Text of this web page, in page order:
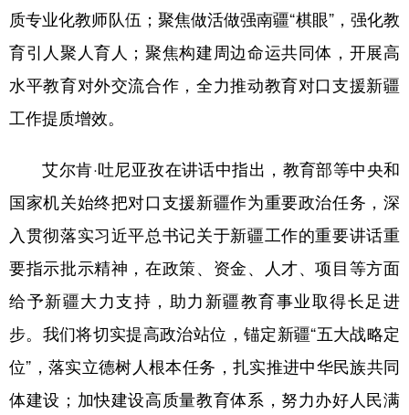
Deutsch Português
质专业化教师队伍；聚焦做活做强南疆“棋眼”，强化教
育引人聚人育人；聚焦构建周边命运共同体，开展高
水平教育对外交流合作，全力推动教育对口支援新疆
工作提质增效。
艾尔肯·吐尼亚孜在讲话中指出，教育部等中央和
国家机关始终把对口支援新疆作为重要政治任务，深
入贯彻落实习近平总书记关于新疆工作的重要讲话重
要指示批示精神，在政策、资金、人才、项目等方面
给予新疆大力支持，助力新疆教育事业取得长足进
步。我们将切实提高政治站位，锚定新疆“五大战略定
位”，落实立德树人根本任务，扎实推进中华民族共同
体建设；加快建设高质量教育体系，努力办好人民满